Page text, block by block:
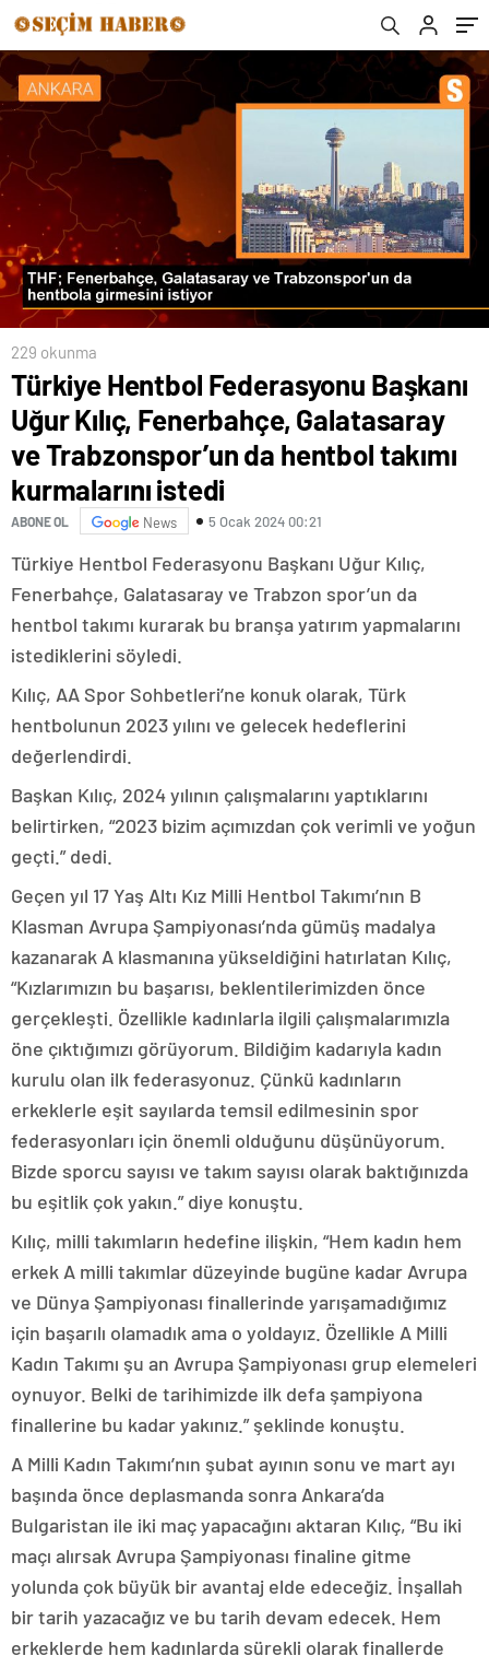
Trabzonspor’un da hentbol takımı
kurmalarını istedi
229 okunma
Türkiye Hentbol Federasyonu Başkanı
Uğur Kılıç, Fenerbahçe, Galatasaray
ve Trabzonspor’un da hentbol takımı
kurmalarını istedi
ABONE OL News 5 Ocak 2024 00:21
Türkiye Hentbol Federasyonu Başkanı Uğur Kılıç,
Fenerbahçe, Galatasaray ve Trabzon spor’un da
hentbol takımı kurarak bu branşa yatırım yapmalarını
istediklerini söyledi.
Kılıç, AA Spor Sohbetleri’ne konuk olarak, Türk
hentbolunun 2023 yılını ve gelecek hedeflerini
değerlendirdi.
Başkan Kılıç, 2024 yılının çalışmalarını yaptıklarını
belirtirken, “2023 bizim açımızdan çok verimli ve yoğun
geçti.” dedi.
Geçen yıl 17 Yaş Altı Kız Milli Hentbol Takımı’nın B
Klasman Avrupa Şampiyonası’nda gümüş madalya
kazanarak A klasmanına yükseldiğini hatırlatan Kılıç,
“Kızlarımızın bu başarısı, beklentilerimizden önce
gerçekleşti. Özellikle kadınlarla ilgili çalışmalarımızla
öne çıktığımızı görüyorum. Bildiğim kadarıyla kadın
kurulu olan ilk federasyonuz. Çünkü kadınların
erkeklerle eşit sayılarda temsil edilmesinin spor
federasyonları için önemli olduğunu düşünüyorum.
Bizde sporcu sayısı ve takım sayısı olarak baktığınızda
bu eşitlik çok yakın.” diye konuştu.
Kılıç, milli takımların hedefine ilişkin, “Hem kadın hem
erkek A milli takımlar düzeyinde bugüne kadar Avrupa
ve Dünya Şampiyonası finallerinde yarışamadığımız
için başarılı olamadık ama o yoldayız. Özellikle A Milli
Kadın Takımı şu an Avrupa Şampiyonası grup elemeleri
oynuyor. Belki de tarihimizde ilk defa şampiyona
finallerine bu kadar yakınız.” şeklinde konuştu.
A Milli Kadın Takımı’nın şubat ayının sonu ve mart ayı
başında önce deplasmanda sonra Ankara’da
Bulgaristan ile iki maç yapacağını aktaran Kılıç, “Bu iki
maçı alırsak Avrupa Şampiyonası finaline gitme
yolunda çok büyük bir avantaj elde edeceğiz. İnşallah
bir tarih yazacağız ve bu tarih devam edecek. Hem
erkeklerde hem kadınlarda sürekli olarak finallerde